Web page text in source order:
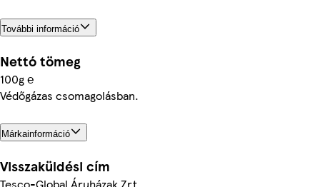
További információ
Nettó tömeg
100g ℮
Védőgázas csomagolásban.
Márkainformáció
Visszaküldési cím